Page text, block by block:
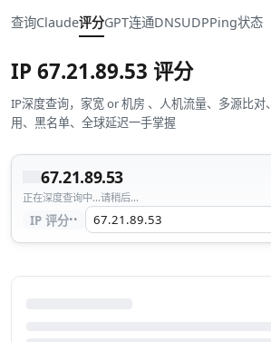
查询Claude评分GPT连通DNSUDPPing状态
IP 67.21.89.53 评分
IP深度查询，家宽 or 机房 、人机流量、多源比
用、黑名单、全球延迟一手掌握
67.21.89.53
正在深度查询中...请稍后...
IP 评分··